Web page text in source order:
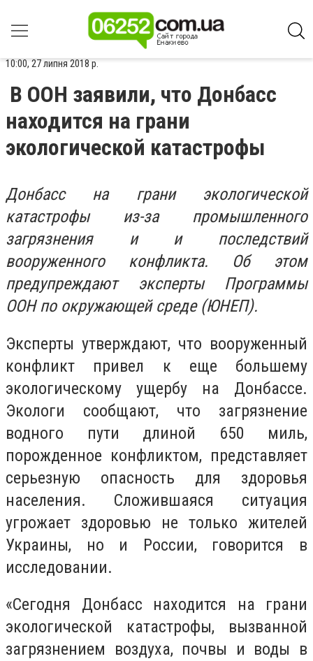
10:00, 27 липня 2018 р.
В ООН заявили, что Донбасс
находится на грани
экологической катастрофы
Донбасс на грани экологической
катастрофы из-за промышленного
загрязнения и и последствий
вооруженного конфликта. Об этом
предупреждают эксперты Программы
ООН по окружающей среде (ЮНЕП).
Эксперты утверждают, что вооруженный
конфликт привел к еще большему
экологическому ущербу на Донбассе.
Экологи сообщают, что загрязнение
водного пути длиной 650 миль,
порожденное конфликтом, представляет
серьезную опасность для здоровья
населения. Сложившаяся ситуация
угрожает здоровью не только жителей
Украины, но и России, говорится в
исследовании.
«Сегодня Донбасс находится на грани
экологической катастрофы, вызванной
загрязнением воздуха, почвы и воды в